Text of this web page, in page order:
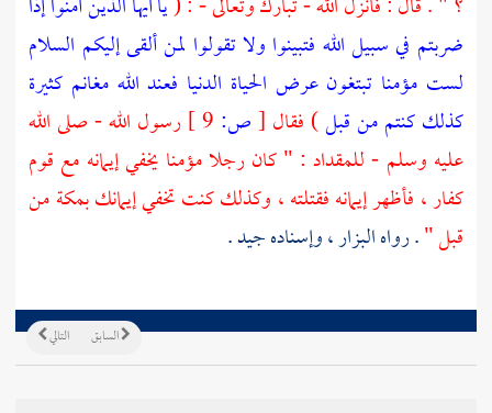
ضربتم في سبيل الله فتبينوا ولا تقولوا لمن ألقى إليكم السلام
لست مؤمنا تبتغون عرض الحياة الدنيا فعند الله مغانم كثيرة
كذلك كنتم من قبل) فقال [ص:
رسول الله - صلى الله
عليه وسلم -للمقداد : " كان رجلا مؤمنا يخفي إيمانه مع قوم
كفار ، فأظهر إيمانه فقتلته ، وكذلك كنت تخفي إيمانكبمكةمن
قبل ". رواهالبزار، وإسناده جيد .
التالي السابق